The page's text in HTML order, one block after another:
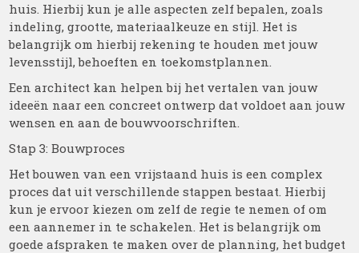
huis. Hierbij kun je alle aspecten zelf bepalen, zoals
indeling, grootte, materiaalkeuze en stijl. Het is
belangrijk om hierbij rekening te houden met jouw
levensstijl, behoeften en toekomstplannen.
Een architect kan helpen bij het vertalen van jouw
ideeën naar een concreet ontwerp dat voldoet aan jouw
wensen en aan de bouwvoorschriften.
Stap 3: Bouwproces
Het bouwen van een vrijstaand huis is een complex
proces dat uit verschillende stappen bestaat. Hierbij
kun je ervoor kiezen om zelf de regie te nemen of om
een aannemer in te schakelen. Het is belangrijk om
goede afspraken te maken over de planning, het budget